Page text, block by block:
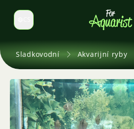
Select language
Sladkovodní Akvarijní ryby